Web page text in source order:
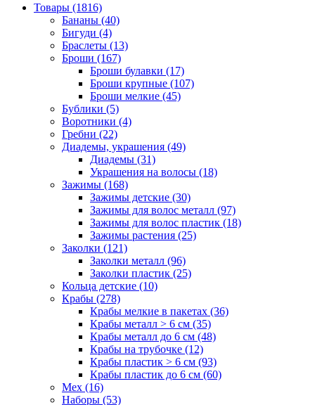
Товары (1816)
Бананы (40)
Бигуди (4)
Браслеты (13)
Броши (167)
Броши булавки (17)
Броши крупные (107)
Броши мелкие (45)
Бублики (5)
Воротники (4)
Гребни (22)
Диадемы, украшения (49)
Диадемы (31)
Украшения на волосы (18)
Зажимы (168)
Зажимы детские (30)
Зажимы для волос металл (97)
Зажимы для волос пластик (18)
Зажимы растения (25)
Заколки (121)
Заколки металл (96)
Заколки пластик (25)
Кольца детские (10)
Крабы (278)
Крабы мелкие в пакетах (36)
Крабы металл > 6 см (35)
Крабы металл до 6 см (48)
Крабы на трубочке (12)
Крабы пластик > 6 см (93)
Крабы пластик до 6 см (60)
Мех (16)
Наборы (53)